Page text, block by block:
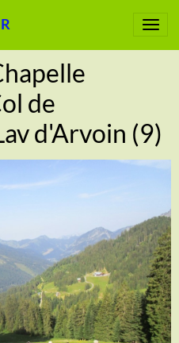
de
d'Arvoin (9)